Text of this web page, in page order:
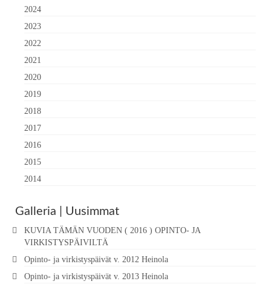
2024
2023
2022
2021
2020
2019
2018
2017
2016
2015
2014
Galleria | Uusimmat
KUVIA TÄMÄN VUODEN ( 2016 ) OPINTO- JA
VIRKISTYSPÄIVILTÄ
Opinto- ja virkistyspäivät v. 2012 Heinola
Opinto- ja virkistyspäivät v. 2013 Heinola